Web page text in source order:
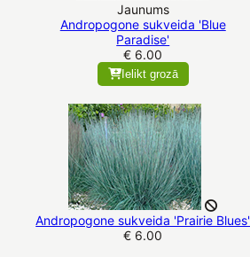
Jaunums
Andropogone sukveida 'Blue
Paradise'
€ 6.00
Ielikt grozā
Andropogone sukveida 'Prairie Blues'
€ 6.00